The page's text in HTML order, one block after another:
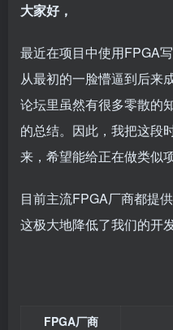
大家好，
最近在项目中使用FPGA
从最初的一脸懵逼到后来
论坛里虽然有很多零散的
的总结。因此，我把这段
来，希望能给正在做类似
目前主流FPGA厂商都提
这极大地降低了我们的开发
FPGA厂商